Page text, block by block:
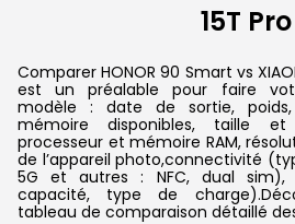
15T Pro
Comparer HONOR 90 Smart vs
est un préalable pour faire
modèle : date de sortie,
mémoire disponibles, taille
processeur et mémoire RAM,
de l’appareil photo,connectivité
5G et autres : NFC, dual sim),
capacité, type de
tableau de comparaison détaillé